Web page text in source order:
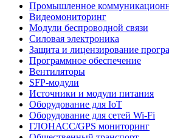
Промышленное
Видеомониторинг
Модули беспроводной связи
Силовая электроника
Защита и лицензирование
Программное обеспечение
Вентиляторы
SFP-модули
Источники и модули питания
Оборудование для IoT
Оборудование для сетей Wi-Fi
ГЛОНАСС/GPS мониторинг